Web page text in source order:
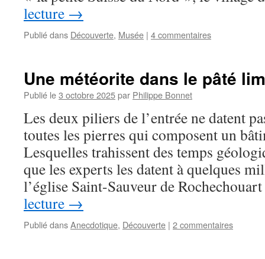
lecture →
Publié dans Découverte, Musée | 4 commentaires
Une météorite dans le pâté
Publié le3 octobre 2025par Philippe Bonnet
Les deux piliers de l’entrée ne datent
toutes les pierres qui composent un
Lesquelles trahissent des temps
que les experts les datent à quelques
l’église Saint-Sauveur de
lecture →
Publié dansAnecdotique, Découverte | 2 commentaires